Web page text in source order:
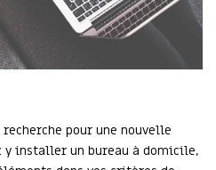
pour une nouvelle
y installer un bureau à domicile,